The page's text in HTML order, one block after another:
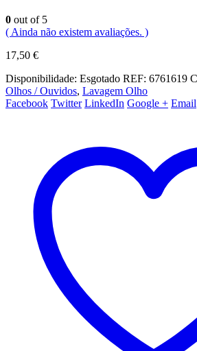
0 out of 5
( Ainda não existem avaliações. )
17,50 €
Disponibilidade: Esgotado REF: 6761619
Olhos / Ouvidos, Lavagem Olho
Facebook Twitter LinkedIn Google + Email